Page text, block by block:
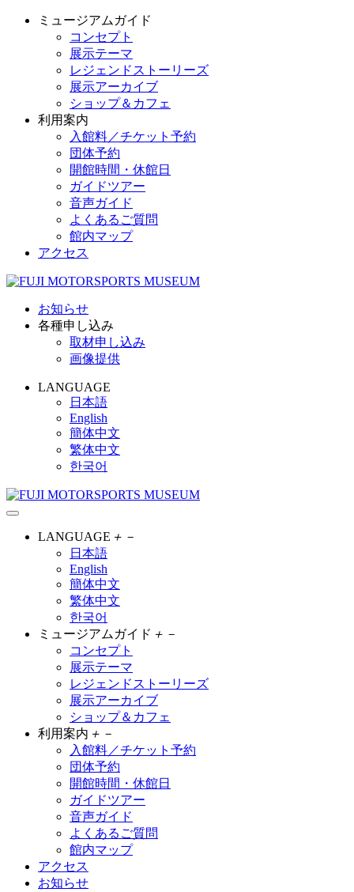
ミュージアムガイド
コンセプト
展示テーマ
レジェンドストーリーズ
展示アーカイブ
ショップ＆カフェ
利用案内
入館料／チケット予約
団体予約
開館時間・休館日
ガイドツアー
音声ガイド
よくあるご質問
館内マップ
アクセス
お知らせ
各種申し込み
取材申し込み
画像提供
LANGUAGE
日本語
English
簡体中文
繁体中文
한국어
LANGUAGE ＋ －
日本語
English
簡体中文
繁体中文
한국어
ミュージアムガイド ＋ －
コンセプト
展示テーマ
レジェンドストーリーズ
展示アーカイブ
ショップ＆カフェ
利用案内 ＋ －
入館料／チケット予約
団体予約
開館時間・休館日
ガイドツアー
音声ガイド
よくあるご質問
館内マップ
アクセス
お知らせ